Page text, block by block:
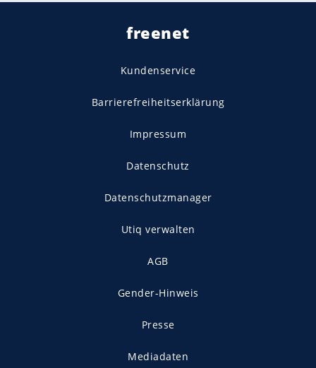
freenet
Kundenservice
Barrierefreiheitserklärung
Impressum
Datenschutz
Datenschutzmanager
Utiq verwalten
AGB
Gender-Hinweis
Presse
Mediadaten